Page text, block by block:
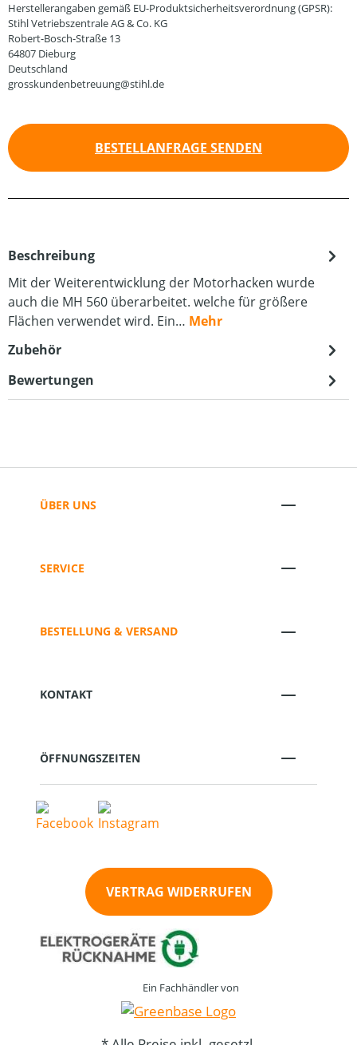
Herstellerangaben gemäß EU-Produktsicherheitsverordnung (GPSR):
Stihl Vetriebszentrale AG & Co. KG
Robert-Bosch-Straße 13
64807 Dieburg
Deutschland
grosskundenbetreuung@stihl.de
BESTELLANFRAGE SENDEN
Beschreibung
Mit der Weiterentwicklung der Motorhacken wurde
auch die MH 560 überarbeitet. welche für größere
Flächen verwendet wird. Ein… Mehr
Zubehör
Bewertungen
ÜBER UNS
SERVICE
BESTELLUNG & VERSAND
KONTAKT
ÖFFNUNGSZEITEN
VERTRAG WIDERRUFEN
Ein Fachhändler von